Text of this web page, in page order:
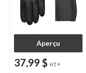
Aperçu
37,99 $ et+